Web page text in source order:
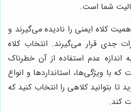
شما است.
کلاه ایمنی را نادیده می‌گیرند و
جدی قرار می‌گیرند. انتخاب کلاه
اندازه عدم استفاده از آن خطرناک
با ویژگی‌ها، استانداردها و انواع
تا بتوانید کلاهی را انتخاب کنید که
کند.